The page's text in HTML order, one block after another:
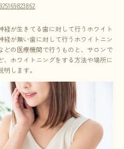
経が生きてる歯に対して行うホワイト
経が無い歯に対して行うホワイトニン
どの医療機関で行うものと、サロンで
ホワイトニングをする方法や場所に
します。